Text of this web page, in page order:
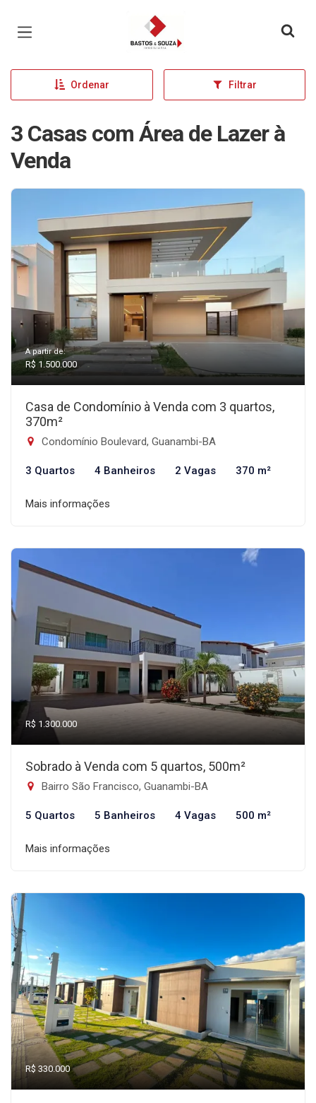
Página inicial
Ordenar Filtrar
3 Casas com Área de Lazer à
Venda
A partir de:
R$ 1.500.000
Casa de Condomínio à Venda com 3 quartos,
370m²
Condomínio Boulevard, Guanambi-BA
3 Quartos 4 Banheiros 2 Vagas 370 m²
Mais informações
R$ 1.300.000
Sobrado à Venda com 5 quartos, 500m²
Bairro São Francisco, Guanambi-BA
5 Quartos 5 Banheiros 4 Vagas 500 m²
Mais informações
R$ 330.000